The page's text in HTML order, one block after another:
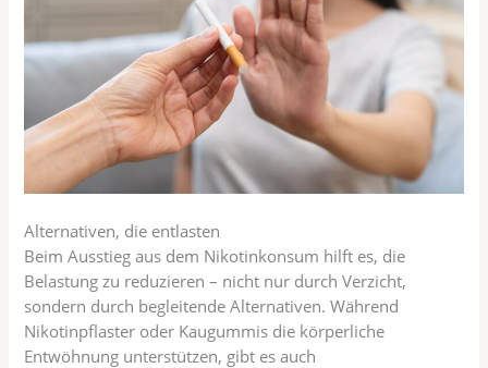
Alternativen, die entlasten
Beim Ausstieg aus dem Nikotinkonsum hilft es, die
Belastung zu reduzieren – nicht nur durch Verzicht,
sondern durch begleitende Alternativen. Während
Nikotinpflaster oder Kaugummis die körperliche
Entwöhnung unterstützen, gibt es auch